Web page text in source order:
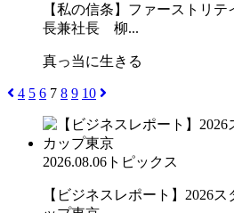
【私の信条】ファーストリ
長兼社長 柳...
真っ当に生きる
4 5 6 7 8 9 10
2026.08.06 トピックス
【ビジネスレポート】2026